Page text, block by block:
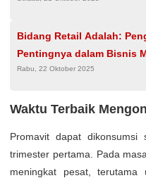
Bidang Retail Adalah:
Pentingnya dalam Bisnis
Rabu, 22 Oktober 2025
Waktu Terbaik
Promavit dapat
trimester pertama. Pada
meningkat pesat, terutama